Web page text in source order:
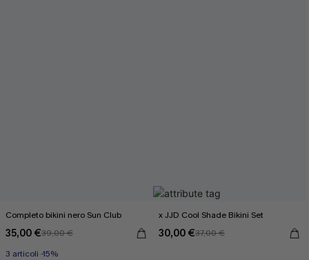
Completo bikini nero Sun Club
35,00 €39,00 €
3 articoli -15%
x JJD Cool Shade Bikini Set
30,00 €37,00 €